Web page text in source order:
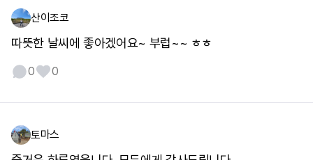
산이조코
따뜻한 날씨에 좋아겠어요~ 부럽~~ ㅎㅎ
0 0
토마스